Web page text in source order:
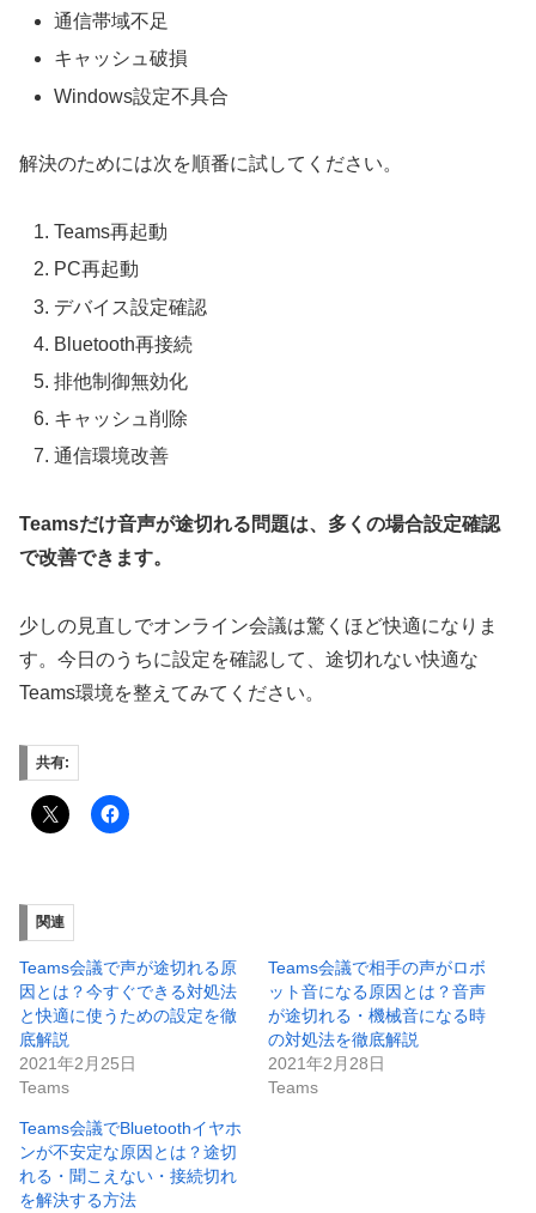
通信帯域不足
キャッシュ破損
Windows設定不具合
解決のためには次を順番に試してください。
Teams再起動
PC再起動
デバイス設定確認
Bluetooth再接続
排他制御無効化
キャッシュ削除
通信環境改善
Teamsだけ音声が途切れる問題は、多くの場合設定確認
で改善できます。
少しの見直しでオンライン会議は驚くほど快適になりま
す。今日のうちに設定を確認して、途切れない快適な
Teams環境を整えてみてください。
共有:
関連
Teams会議で声が途切れる原
因とは？今すぐできる対処法
と快適に使うための設定を徹
底解説
2021年2月25日
Teams
Teams会議で相手の声がロボ
ット音になる原因とは？音声
が途切れる・機械音になる時
の対処法を徹底解説
2021年2月28日
Teams
Teams会議でBluetoothイヤホ
ンが不安定な原因とは？途切
れる・聞こえない・接続切れ
を解決する方法